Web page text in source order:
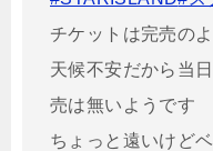
チケットは完売の
天候不安だから当
売は無いようです
ちょっと遠いけど